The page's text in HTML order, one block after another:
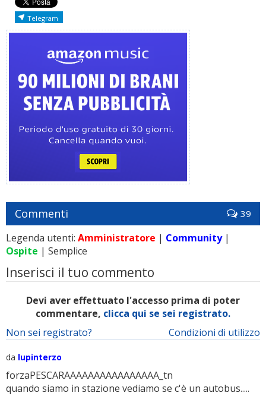
Telegram
Commenti 39
Legenda utenti: Amministratore | Community|
Ospite | Semplice
Inserisci il tuo commento
Devi aver effettuato l'accesso prima di poter
commentare, clicca qui se sei registrato.
Condizioni di utilizzo
Non sei registrato?
da lupinterzo
forzaPESCARAAAAAAAAAAAAAAAA_tn
quando siamo in stazione vediamo se c'è un autobus.....